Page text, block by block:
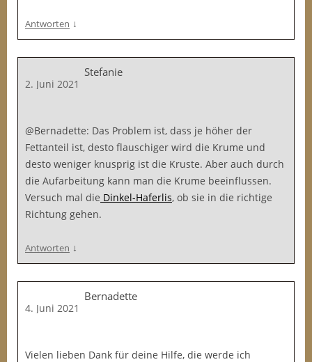
Antworten ↓
Stefanie
2. Juni 2021
@Bernadette: Das Problem ist, dass je höher der
Fettanteil ist, desto flauschiger wird die Krume und
desto weniger knusprig ist die Kruste. Aber auch durch
die Aufarbeitung kann man die Krume beeinflussen.
Versuch mal die Dinkel-Haferlis, ob sie in die richtige
Richtung gehen.
Antworten ↓
Bernadette
4. Juni 2021
Vielen lieben Dank für deine Hilfe, die werde ich